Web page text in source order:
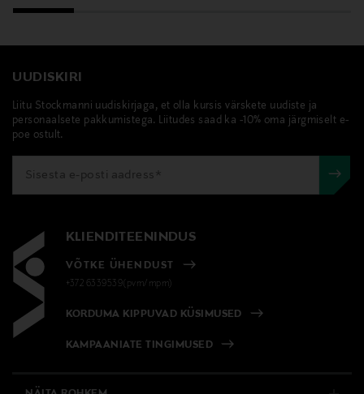
UUDISKIRI
Liitu Stockmanni uudiskirjaga, et olla kursis värskete uudiste ja
personaalsete pakkumistega. Liitudes saad ka -10% oma järgmiselt e-
poe ostult.
KLIENDITEENINDUS
VÕTKE ÜHENDUST
+372 6339539(pvm/mpm)
KORDUMA KIPPUVAD KÜSIMUSED
KAMPAANIATE TINGIMUSED